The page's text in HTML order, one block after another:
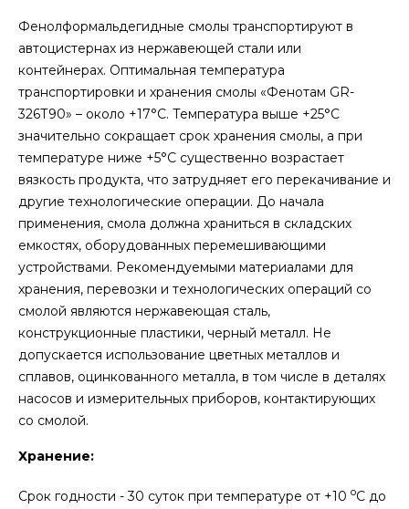
Фенолформальдегидные смолы транспортируют в
автоцистернах из нержавеющей стали или
контейнерах. Оптимальная температура
транспортировки и хранения смолы «Фенотам GR-
326Т90» – около +17°С. Температура выше +25°С
значительно сокращает срок хранения смолы, а при
температуре ниже +5°С существенно возрастает
вязкость продукта, что затрудняет его перекачивание и
другие технологические операции. До начала
применения, смола должна храниться в складских
емкостях, оборудованных перемешивающими
устройствами. Рекомендуемыми материалами для
хранения, перевозки и технологических операций со
смолой являются нержавеющая сталь,
конструкционные пластики, черный металл. Не
допускается использование цветных металлов и
сплавов, оцинкованного металла, в том числе в деталях
насосов и измерительных приборов, контактирующих
со смолой.
Хранение:
Срок годности - 30 суток при температуре от +10 oС до